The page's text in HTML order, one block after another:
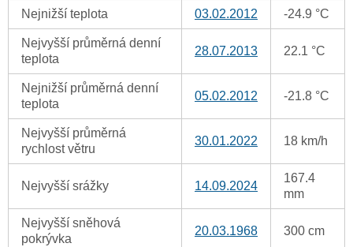
Nejnižší teplota 03.02.2012 -24.9 °C
Nejvyšší průměrná denní
teplota
28.07.2013 22.1 °C
Nejnižší průměrná denní
teplota
05.02.2012 -21.8 °C
Nejvyšší průměrná
rychlost větru
30.01.2022 18 km/h
Nejvyšší srážky 14.09.2024
167.4
mm
Nejvyšší sněhová
pokrývka
20.03.1968 300 cm